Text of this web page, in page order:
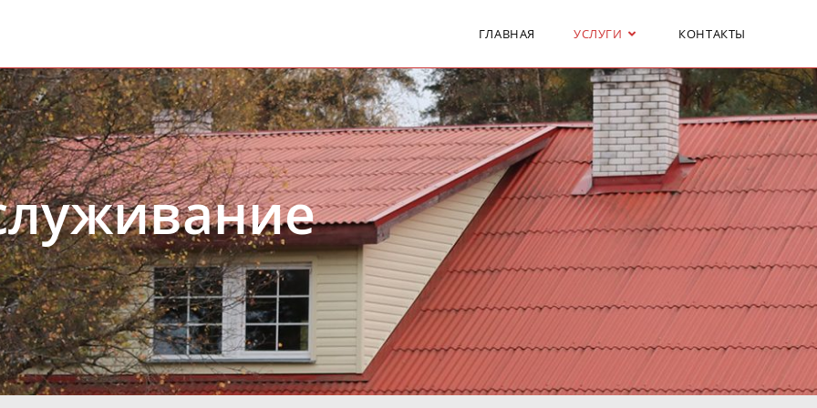
ГЛАВНАЯ УСЛУГИ КОНТАКТЫ